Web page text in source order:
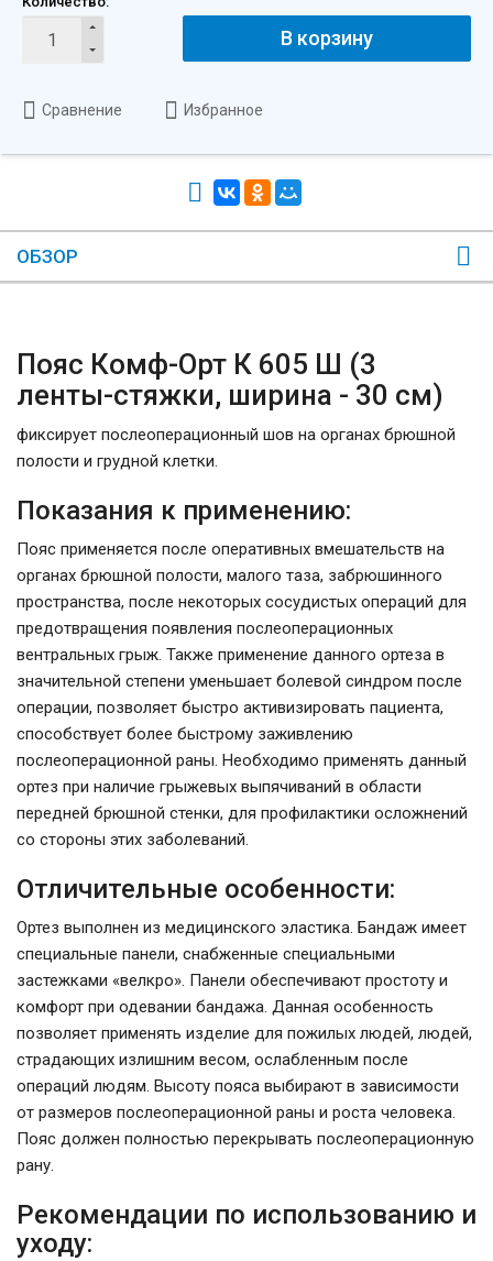
В корзину
Сравнение Избранное
ОБЗОР
Пояс Комф-Орт К 605 Ш (3
ленты-стяжки, ширина - 30 см)
фиксирует послеоперационный шов на органах брюшной
полости и грудной клетки.
Показания к применению:
Пояс применяется после оперативных вмешательств на
органах брюшной полости, малого таза, забрюшинного
пространства, после некоторых сосудистых операций для
предотвращения появления послеоперационных
вентральных грыж. Также применение данного ортеза в
значительной степени уменьшает болевой синдром после
операции, позволяет быстро активизировать пациента,
способствует более быстрому заживлению
послеоперационной раны. Необходимо применять данный
ортез при наличие грыжевых выпячиваний в области
передней брюшной стенки, для профилактики осложнений
со стороны этих заболеваний.
Отличительные особенности:
Ортез выполнен из медицинского эластика. Бандаж имеет
специальные панели, снабженные специальными
застежками «велкро». Панели обеспечивают простоту и
комфорт при одевании бандажа. Данная особенность
позволяет применять изделие для пожилых людей, людей,
страдающих излишним весом, ослабленным после
операций людям. Высоту пояса выбирают в зависимости
от размеров послеоперационной раны и роста человека.
Пояс должен полностью перекрывать послеоперационную
рану.
Рекомендации по использованию и
уходу: